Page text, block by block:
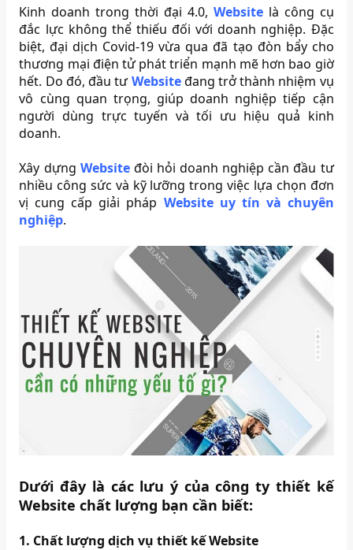
Kinh doanh trong thời đại 4.0, Websitelà công cụ
đắc lực không thể thiếu đối với doanh nghiệp. Đặc
biệt, đại dịch Covid-19 vừa qua đã tạo đòn bẩy cho
thương mại điện tử phát triển mạnh mẽ hơn bao giờ
hết. Do đó, đầu tưWebsiteđang trở thành nhiệm vụ
vô cùng quan trọng, giúp doanh nghiệp tiếp cận
người dùng trực tuyến và tối ưu hiệu quả kinh
doanh.
Xây dựng Websiteđòi hỏi doanh nghiệp cần đầu tư
nhiều công sức và kỹ lưỡng trong việc lựa chọn đơn
vị cung cấp giải pháp Website uy tín và chuyên
nghiệp.
Dưới đây là các lưu ý của công ty thiết kế
Website chất lượng bạn cần biết:
1. Chất lượng dịch vụ thiết kế Website